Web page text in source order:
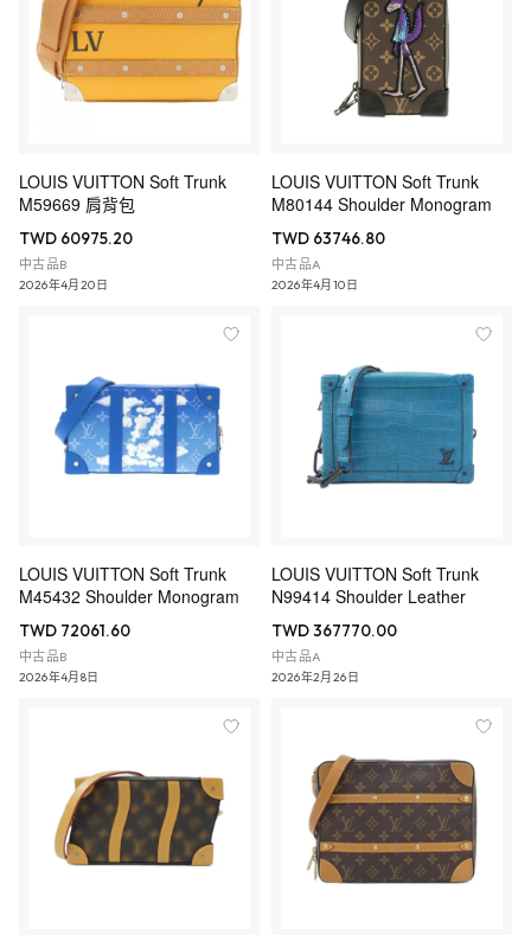
LOUIS VUITTON Soft Trunk
M59669 肩背包
TWD 60975.20
中古品B
2026年4月20日
LOUIS VUITTON Soft Trunk
M80144 Shoulder Monogram
TWD 63746.80
中古品A
2026年4月10日
LOUIS VUITTON Soft Trunk
M45432 Shoulder Monogram
TWD 72061.60
中古品B
2026年4月8日
LOUIS VUITTON Soft Trunk
N99414 Shoulder Leather
TWD 367770.00
中古品A
2026年2月26日